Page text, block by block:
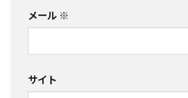
メール ※
サイト